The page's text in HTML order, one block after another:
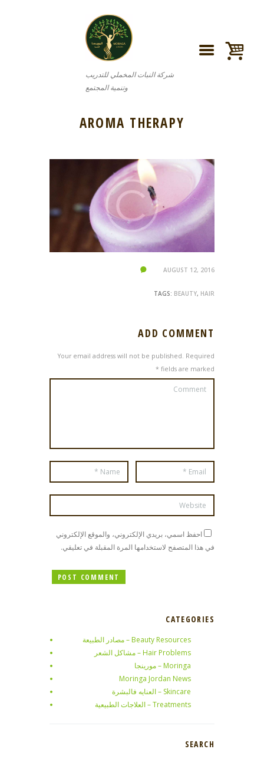
شركة النبات المخملي للتدريب
وتنمية المجتمع
AROMA THERAPY
AUGUST 12, 2016
TAGS: BEAUTY, HAIR
ADD COMMENT
Your email address will not be published. Required
fields are marked *
احفظ اسمي، بريدي الإلكتروني، والموقع الإلكتروني
في هذا المتصفح لاستخدامها المرة المقبلة في تعليقي.
CATEGORIES
Beauty Resources – مصادر الطبيعة
Hair Problems – مشاكل الشعر
Moringa – مورينجا
Moringa Jordan News
Skincare – العنايه فالبشرة
Treatments – العلاجات الطبيعية
SEARCH